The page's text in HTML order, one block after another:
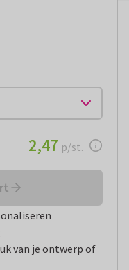
€ 2,47per stuk
2,47 p/st.
van je ontwerp of